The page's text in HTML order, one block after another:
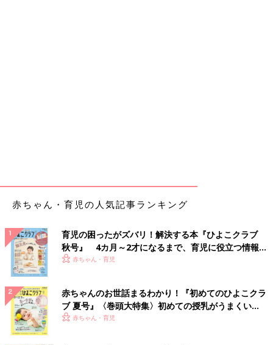
赤ちゃん・育児の人気記事ランキング
育児の困ったがズバリ！解決する本『ひよこクラブ
秋号』 4カ月～2才になるまで、育児に役立つ情報が
いっぱい！
赤ちゃん・育児
赤ちゃんのお世話まるわかり！『初めてのひよこクラ
ブ 夏号』〈巻頭大特集〉初めての授乳がうまくい
く！ おっぱい・ミルクの基本と夏のトラブル 解決テ
赤ちゃん・育児